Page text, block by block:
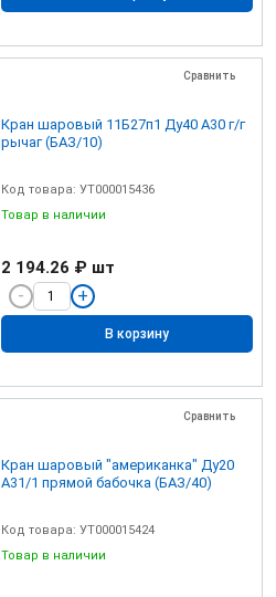
Сравнить
Кран шаровый 11Б27п1 Ду40 А30 г/г
рычаг (БАЗ/10)
Код товара: УТ000015436
Товар в наличии
2 194.26 ₽ шт
В корзину
Сравнить
Кран шаровый "американка" Ду20
А31/1 прямой бабочка (БАЗ/40)
Код товара: УТ000015424
Товар в наличии